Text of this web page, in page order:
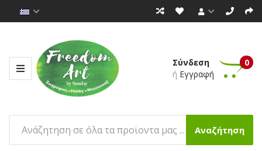
Σύνδεση
ή Εγγραφή
0
Αναζήτηση